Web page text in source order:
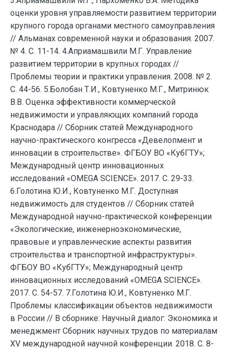
оценки уровня управляемости развитием территории
крупного города органами местного самоуправления
// Альманах современной науки и образования. 2007.
№ 4. С. 11-14. 4.Априамашвили М.Г. Управление
развитием территории в крупных городах //
Проблемы теории и практики управления. 2008. № 2.
С. 44-56. 5.Болобан Т.И., Ковтуненко М.Г., Митринюк
В.В. Оценка эффективности коммерческой
недвижимости и управляющих компаний города
Краснодара // Сборник статей Международного
научно-практического конгресса «Девелопмент и
инновации в строительстве». ФГБОУ ВО «КубГТУ»;
Международный центр инновационных
исследований «OMEGA SCIENCE». 2017. С. 29-33.
6.Голотина Ю.И., Ковтуненко М.Г. Доступная
недвижимость для студентов // Сборник статей
Международной научно-практической конференции
«Экологические, инженерноэкономические,
правовые и управленческие аспекты развития
строительства и транспортной инфраструктуры».
ФГБОУ ВО «КубГТУ»; Международный центр
инновационных исследований «OMEGA SCIENCE».
2017. С. 54-57. 7.Голотина Ю.И., Ковтуненко М.Г.
Проблемы классификации объектов недвижимости
в России // В сборнике: Научный диалог: Экономика и
менеджмент Сборник научных трудов по материалам
XV международной научной конференции. 2018. С. 8-